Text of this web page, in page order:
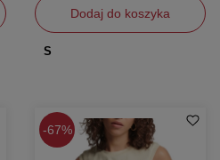
Dodaj do koszyka
S
67%